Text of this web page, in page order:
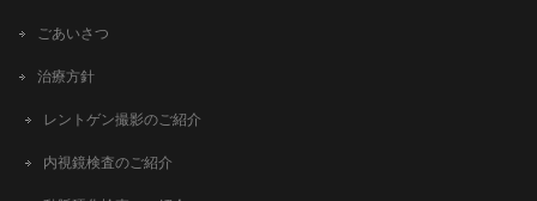
ごあいさつ
治療方針
レントゲン撮影のご紹介
内視鏡検査のご紹介